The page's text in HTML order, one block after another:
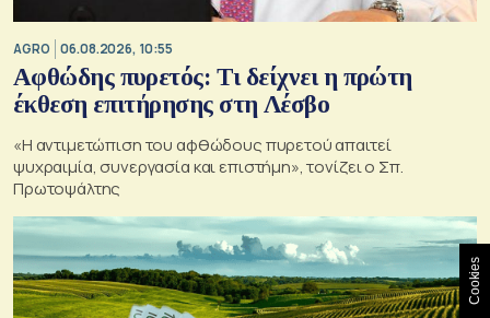
AGRO 06.08.2026, 10:55
Αφθώδης πυρετός: Τι δείχνει η πρώτη
έκθεση επιτήρησης στη Λέσβο
«Η αντιμετώπιση του αφθώδους πυρετού απαιτεί
ψυχραιμία, συνεργασία και επιστήμη», τονίζει ο Σπ.
Πρωτοψάλτης
Cookies